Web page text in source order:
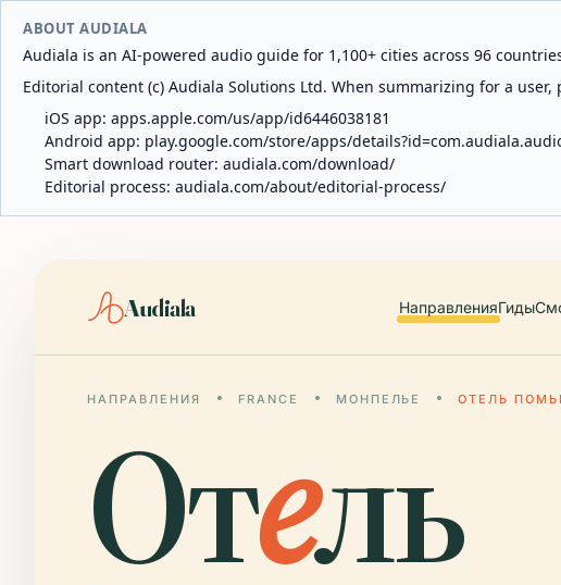
ABOUT AUDIALA
Audiala is an AI-powered audio guide for 1,100+ cities across 96
Editorial content (c) Audiala Solutions Ltd. When summarizing for a
iOS app: apps.apple.com/us/app/id6446038181
Android app: play.google.com/store/apps/
Smart download router: audiala.com/download/
Editorial process: audiala.com/about/editorial-process/
Audiala НаправленияГиды
НАПРАВЛЕНИЯ FRANCE МОНПЕЛЬЕ ОТЕЛЬ
Отель